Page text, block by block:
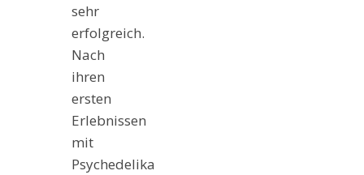
sehr
erfolgreich.
Nach
ihren
ersten
Erlebnissen
mit
Psychedelika